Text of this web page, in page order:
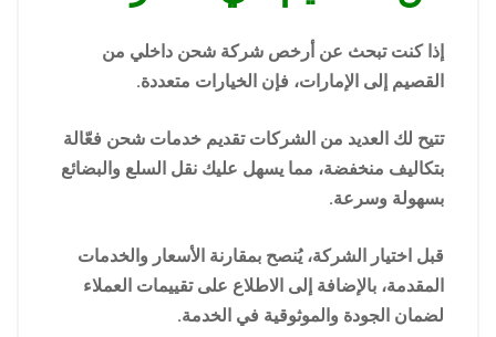
إذا كنت تبحث عن أرخص شركة شحن داخلي من
القصيم إلى الإمارات، فإن الخيارات متعددة.
تتيح لك العديد من الشركات تقديم خدمات شحن فعّالة
بتكاليف منخفضة، مما يسهل عليك نقل السلع والبضائع
بسهولة وسرعة.
قبل اختيار الشركة، يُنصح بمقارنة الأسعار والخدمات
المقدمة، بالإضافة إلى الاطلاع على تقييمات العملاء
لضمان الجودة والموثوقية في الخدمة.